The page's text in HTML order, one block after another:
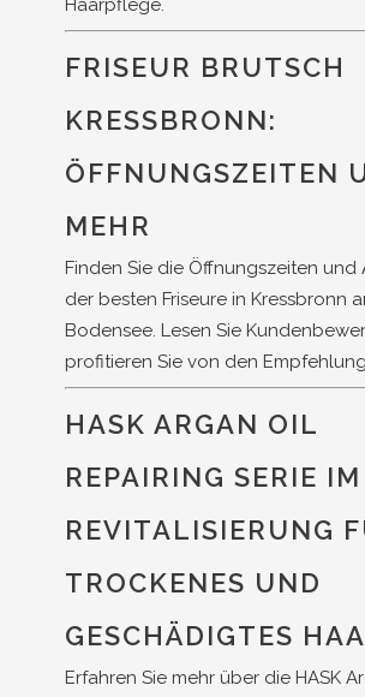
Haarpflege.
FRISEUR BRUTSCH
KRESSBRONN:
ÖFFNUNGSZEITEN
MEHR
Finden Sie die Öffnungszeiten und
der besten Friseure in Kressbronn
Bodensee. Lesen Sie
profitieren Sie von den
HASK ARGAN OIL
REPAIRING SERIE
REVITALISIERUNG
TROCKENES UND
GESCHÄDIGTES
Erfahren Sie mehr über die HASK